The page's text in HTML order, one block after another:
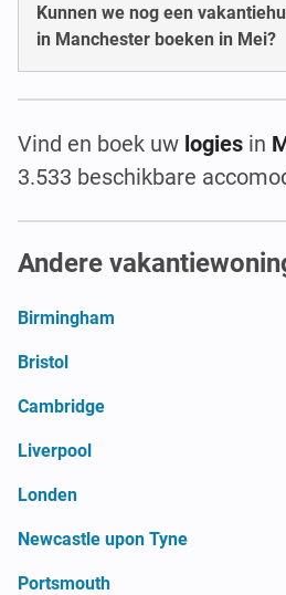
Kunnen we nog een
in Manchester boeken in Mei?
Vind en boek uw logies in
3.533 beschikbare
Andere
Birmingham
Bristol
Cambridge
Liverpool
Londen
Newcastle upon Tyne
Portsmouth